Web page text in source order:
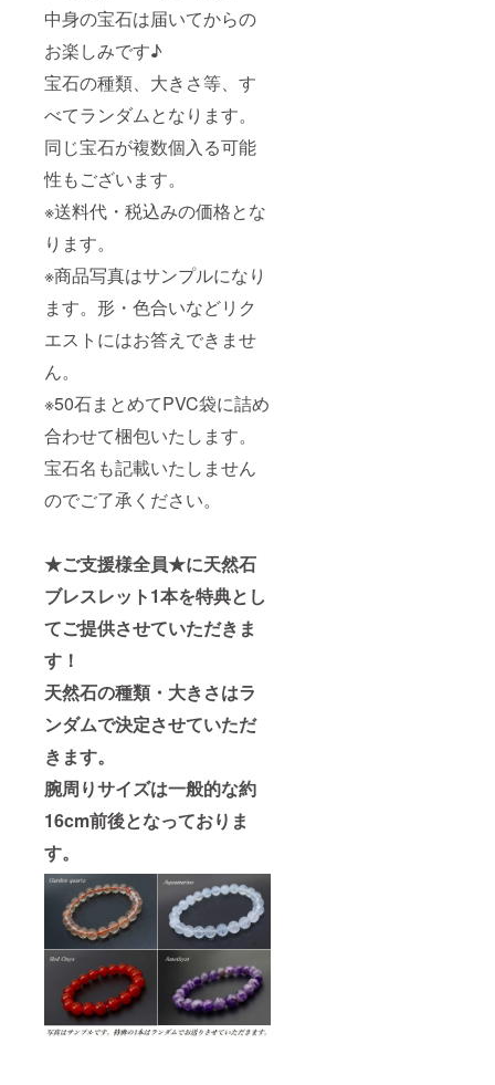
中身の宝石は届いてからの
お楽しみです♪
宝石の種類、大きさ等、す
べてランダムとなります。
同じ宝石が複数個入る可能
性もございます。
※送料代・税込みの価格とな
ります。
※商品写真はサンプルになり
ます。形・色合いなどリク
エストにはお答えできませ
ん。
※50石まとめてPVC袋に詰め
合わせて梱包いたします。
宝石名も記載いたしません
のでご了承ください。
★ご支援様全員★に天然石
ブレスレット1本を特典とし
てご提供させていただきま
す！
天然石の種類・大きさはラ
ンダムで決定させていただ
きます。
腕周りサイズは一般的な約
16cm前後となっておりま
す。